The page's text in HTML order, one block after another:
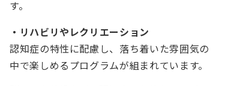
す。
・リハビリやレクリエーション
認知症の特性に配慮し、落ち着いた雰囲気の
中で楽しめるプログラムが組まれています。